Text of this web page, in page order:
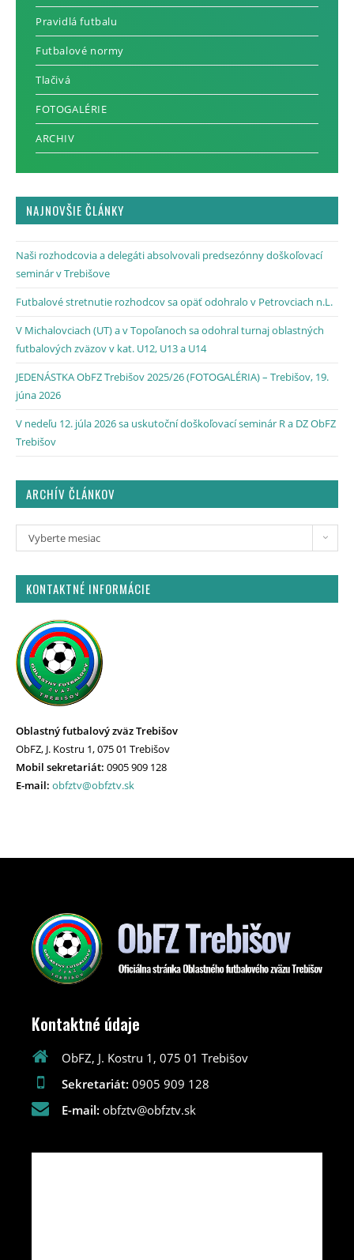
Pravidlá futbalu
Futbalové normy
Tlačivá
FOTOGALÉRIE
ARCHIV
NAJNOVŠIE ČLÁNKY
Naši rozhodcovia a delegáti absolvovali predsezónny doškoľovací
seminár v Trebišove
Futbalové stretnutie rozhodcov sa opäť odohralo v Petrovciach n.L.
V Michalovciach (UT) a v Topoľanoch sa odohral turnaj oblastných
futbalových zväzov v kat. U12, U13 a U14
JEDENÁSTKA ObFZ Trebišov 2025/26 (FOTOGALÉRIA) – Trebišov, 19.
júna 2026
V nedeľu 12. júla 2026 sa uskutoční doškoľovací seminár R a DZ ObFZ
Trebišov
ARCHÍV ČLÁNKOV
Vyberte mesiac
KONTAKTNÉ INFORMÁCIE
Oblastný futbalový zväz Trebišov
ObFZ, J. Kostru 1, 075 01 Trebišov
Mobil sekretariát: 0905 909 128
E-mail: obfztv@obfztv.sk
Kontaktné údaje
ObFZ, J. Kostru 1, 075 01 Trebišov
Sekretariát: 0905 909 128
E-mail: obfztv@obfztv.sk